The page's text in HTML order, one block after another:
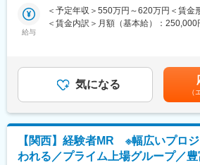
ロジェクトを提示するなどフレキシブ
す。その他、本社部門（マネージャー
同社は、医療機器・製薬メーカーの営
ばれる業種です。「新製品が発売され
「このエリアで営業活動を拡大したい
製品によって営業スタイルが異なりま
様々な医療機器を経験し、自身に合っ
が可能です。また、同社では全国転勤
勤などエリアの相談が可能です。
営業活動を行っていただきます。
人々の命を守る商材に携わるため、社
まずはご入社から2か月間MR導入研修
していただきます。
資格取得と聞くとハードルが高く思わ
文理問わず一から学べる環境を整えて
後に身に付ける意欲があれば問題ござい
社員の活躍事例についての詳細は、是
内全面禁煙変更の範囲：会社の定める
給与
＜予定年収＞550万円～620万円＜賃金
＜賃金内訳＞月額（基本給）：
手当支給する。【補足】プロジェクト
日当（1日1,500円／外勤3.5時間以上）
月・3月）※平均実績6ヶ月分■インセン
金はあくまでも目安の金額であり、選
があります。月給(月額)は固定手当を含
気になる
（
【関西】経験者MR ※幅広いプロ
われる／プライム上場グループ／